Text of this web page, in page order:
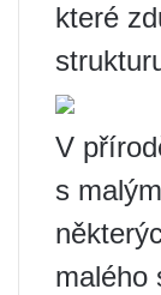
které
V
s
malého